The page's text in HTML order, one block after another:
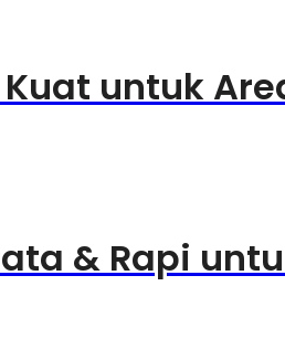
untuk
& Rapi